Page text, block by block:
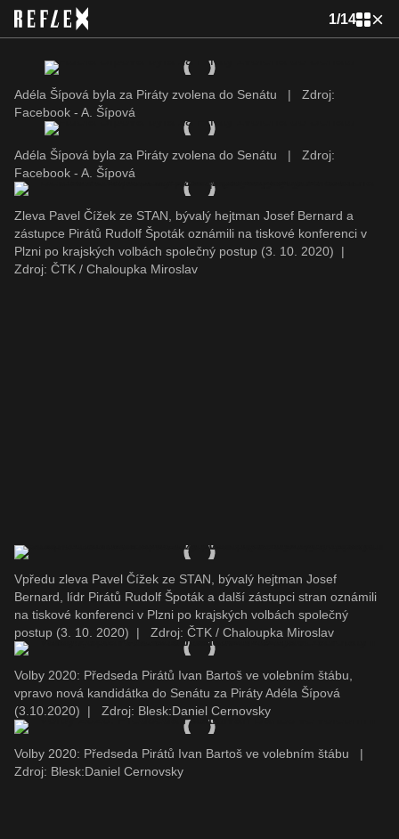
1/14
Adéla Šípová byla za Piráty zvolena do Senátu |
Zdroj:
Facebook - A. Šípová
Adéla Šípová byla za Piráty zvolena do Senátu |
Zdroj:
Facebook - A. Šípová
Zleva Pavel Čížek ze STAN, bývalý hejtman Josef Bernard a
zástupce Pirátů Rudolf Špoták oznámili na tiskové konferenci v
Plzni po krajských volbách společný postup (3. 10. 2020)
|
Zdroj: ČTK / Chaloupka Miroslav
Vpředu zleva Pavel Čížek ze STAN, bývalý hejtman Josef
Bernard, lídr Pirátů Rudolf Špoták a další zástupci stran oznámili
na tiskové konferenci v Plzni po krajských volbách společný
postup (3. 10. 2020)
| Zdroj: ČTK / Chaloupka Miroslav
Volby 2020: Předseda Pirátů Ivan Bartoš ve volebním štábu,
vpravo nová kandidátka do Senátu za Piráty Adéla Šípová
(3.10.2020)
| Zdroj: Blesk:Daniel Cernovsky
Volby 2020: Předseda Pirátů Ivan Bartoš ve volebním štábu
|
Zdroj: Blesk:Daniel Cernovsky